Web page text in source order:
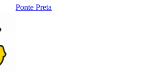
Ponte Preta